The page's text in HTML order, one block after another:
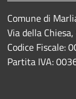
Comune di
Via della
Codice Fiscale:
Partita IVA: